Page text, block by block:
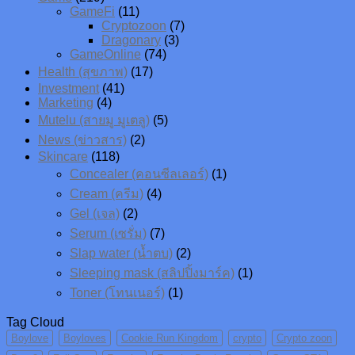
GameFi (11)
Cryptozoon (7)
Dragonary (3)
GameOnline (74)
Health (สุขภาพ) (17)
Investment(41)
Marketing (4)
Mutelu (สายมู มูเตลู) (5)
News (ข่าวสาร) (2)
Skincare (118)
Concealer (คอนซีลเลอร์) (1)
Cream (ครีม) (4)
Gel (เจล) (2)
Serum (เซรั่ม) (7)
Slap water (น้ำตบ) (2)
Sleeping mask (สลิปปิ้งมาร์ค) (1)
Toner (โทนเนอร์) (1)
Tag Cloud
Boylove Boyloves Cookie Run Kingdom crypto
Crypto zoon